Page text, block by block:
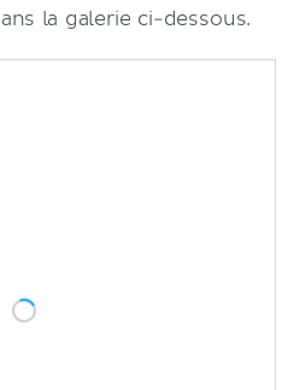
la galerie ci-dessous.